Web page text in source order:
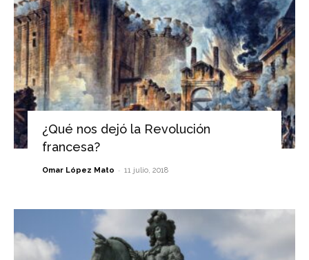
¿Qué nos dejó la Revolución
francesa?
Omar López Mato - 11 julio, 2018